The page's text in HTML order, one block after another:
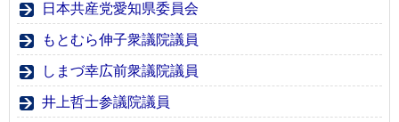
日本共産党愛知県委員会
もとむら伸子衆議院議員
しまづ幸広前衆議院議員
井上哲士参議院議員